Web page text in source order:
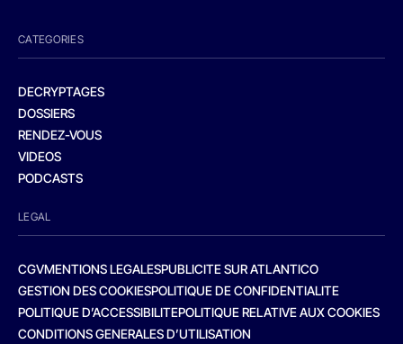
CATEGORIES
DECRYPTAGES
DOSSIERS
RENDEZ-VOUS
VIDEOS
PODCASTS
LEGAL
CGVMENTIONS LEGALESPUBLICITE SUR ATLANTICO
GESTION DES COOKIESPOLITIQUE DE CONFIDENTIALITE
POLITIQUE D’ACCESSIBILITEPOLITIQUE RELATIVE AUX COOKIES
CONDITIONS GENERALES D’UTILISATION